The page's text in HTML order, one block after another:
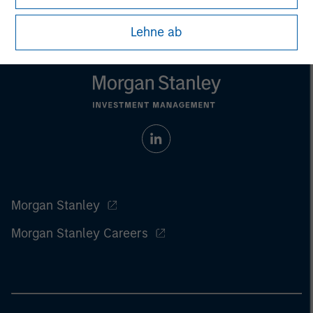
Lehne ab
Morgan Stanley
Morgan Stanley Careers